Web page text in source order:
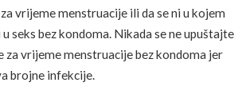
vrijeme menstruacije ili da se ni u kojem
seks bez kondoma. Nikada se ne upuštajte
za vrijeme menstruacije bez kondoma jer
brojne infekcije.